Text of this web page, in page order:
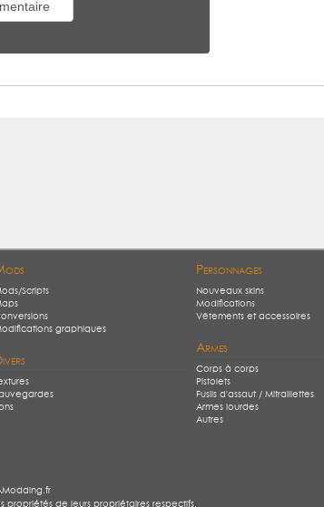
Scripts
graphiques
Personnages
Nouveaux skins
Modifications
Vêtements et accessoires
Armes
Corps à corps
Pistolets
Fusils d'assaut / Mitraillettes
Armes lourdes
Autres
propriétés de leurs propriétaires respectifs.